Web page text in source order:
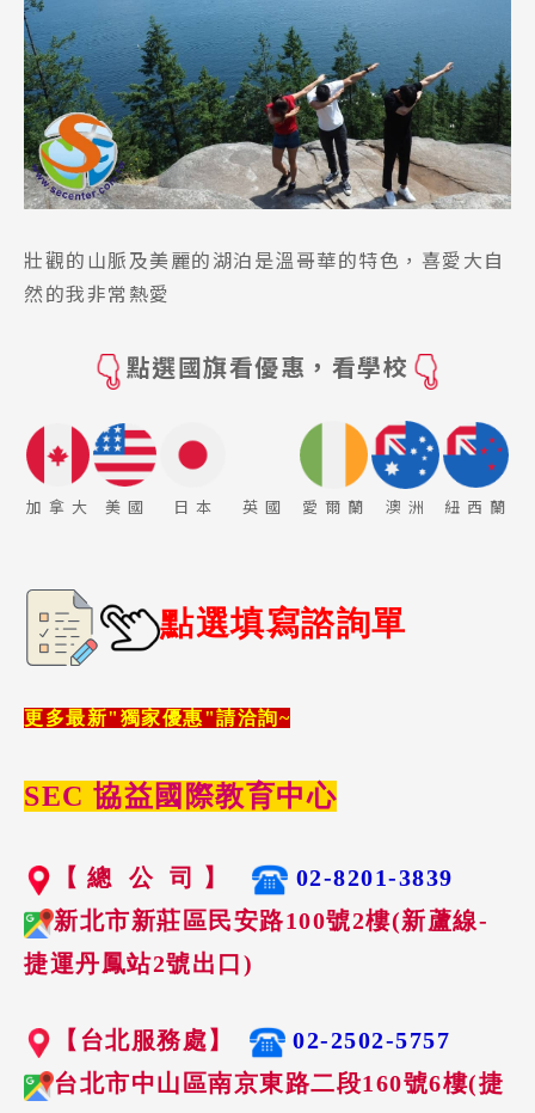
壯觀的山脈及美麗的湖泊是溫哥華的特色，喜愛大自
然的我非常熱愛
點選國旗看優惠，看學校
加 拿 大 美 國 日 本 英 國 愛 爾 蘭 澳 洲 紐 西 蘭
點選填寫諮詢單
更多最新"獨家優惠"請洽詢~
SEC 協益國際教育中心
【 總 公 司 】
02-8201-3839
新北市新莊區民安路100號2樓(新蘆線-
捷運丹鳳站2號出口)
【台北服務處】
02-2502-5757
台北市中山區南京東路二段160號6樓(捷